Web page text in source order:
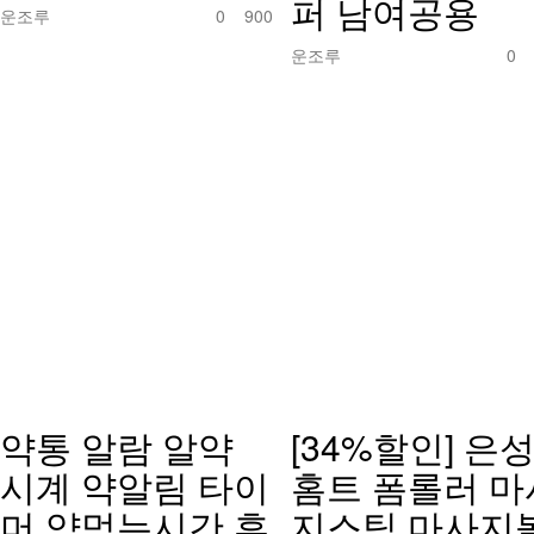
운조루 0 900 퍼 남여공용
운조루 0
약통 알람 알약
시계 약알림 타이
[34%할인] 은성
홈트 폼롤러